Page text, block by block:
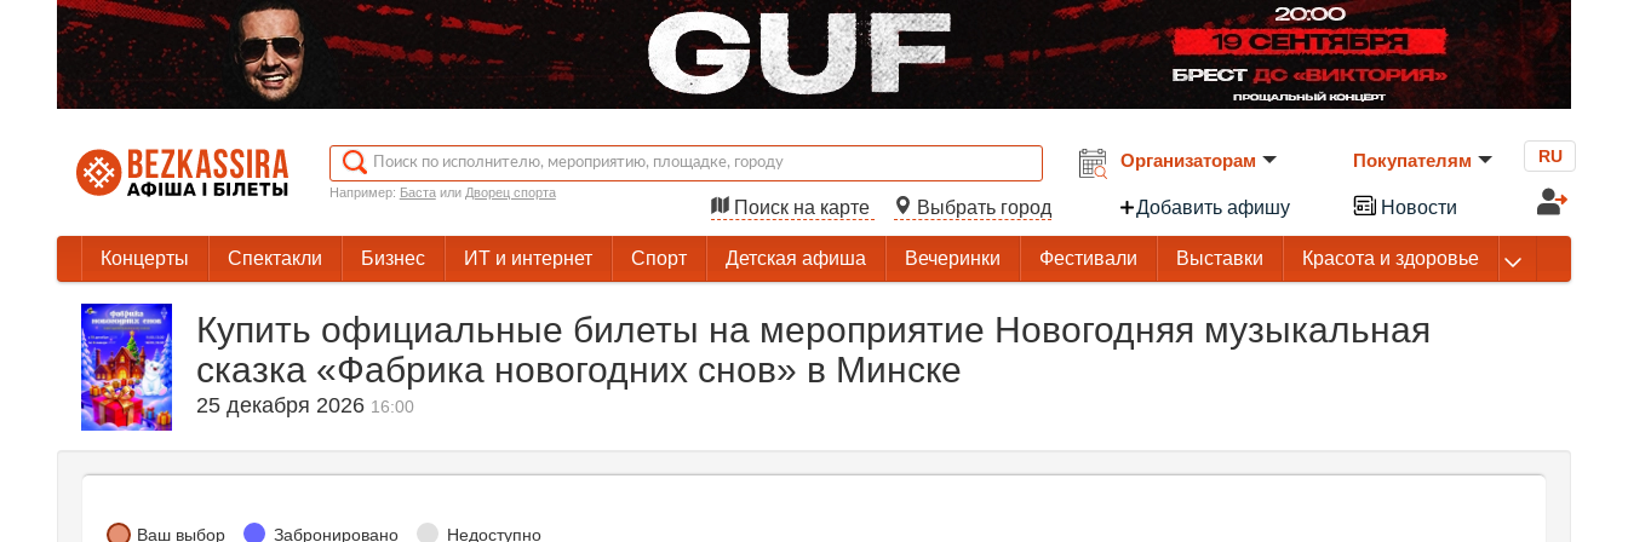
Например: Бастаили Дворец спорта
Поиск на карте Выбрать город
Организаторам
Добавить афишу
Покупателям
Новости
RU
Концерты Спектакли Бизнес ИТ и интернет Спорт Детская афиша Вечеринки Фестивали Выставки Красота и здоровье
Купить официальные билеты на мероприятие Новогодняя музыкальная
сказка «Фабрика новогодних снов» в Минске
25 декабря 2026 16:00
Ваш выбор Забронировано Недоступно